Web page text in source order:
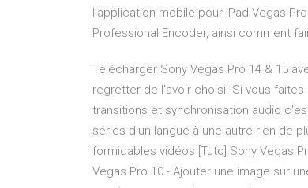
l’application mobile pour iPad Vegas
Professional Encoder, ainsi comment
Télécharger Sony Vegas Pro 14 & 15
regretter de l'avoir choisi.-Si vous
transitions et synchronisation audio
séries d'un langue à une autre rien de
formidables vidéos [Tuto] Sony Vegas
Vegas Pro 10 - Ajouter une image sur